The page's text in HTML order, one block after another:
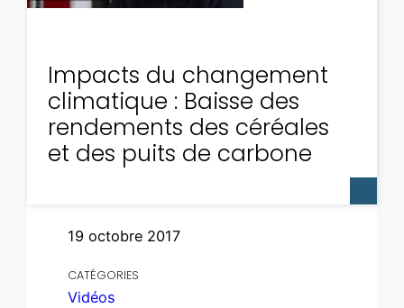
Impacts du changement
climatique : Baisse des
rendements des céréales
et des puits de carbone
19 octobre 2017
CATÉGORIES
Vidéos